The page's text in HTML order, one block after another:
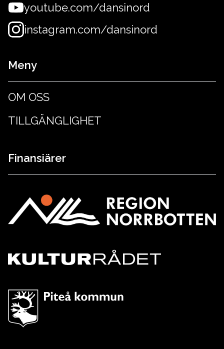
youtube.com/dansinord
instagram.com/dansinord
Meny
OM OSS
TILLGÄNGLIGHET
Finansiärer